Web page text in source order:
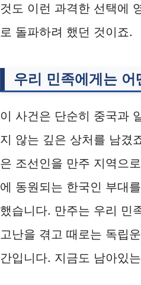
것도 이런 과격한 선택에
로 돌파하려 했던 것이죠.
우리 민족에게는
이 사건은 단순히 중국과
지 않는 깊은 상처를 남겼
은 조선인을 만주 지역으
에 동원되는 한국인 부대
했습니다. 만주는 우리 민
고난을 겪고 때로는 독립
간입니다. 지금도 남아있